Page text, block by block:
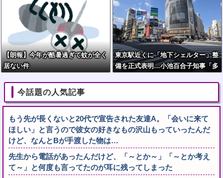
【朗報】今年が酷暑過ぎて蚊が全く
居ない件
東京駅近くに「地下シェルター」整
備を正式表明…小池百合子知事「多
今話題の人気記事
もう先が長くないと20代で宣告された友達A。「会いに来て
ほしい」と言うので彼女の好きなもの沢山もっていったんだ
けど、なんとBが手渡した物は…
先生から電話があったんだけど、「～とか～」「～とか考え
て～」と何度も言ってたのが耳に残ってしまった